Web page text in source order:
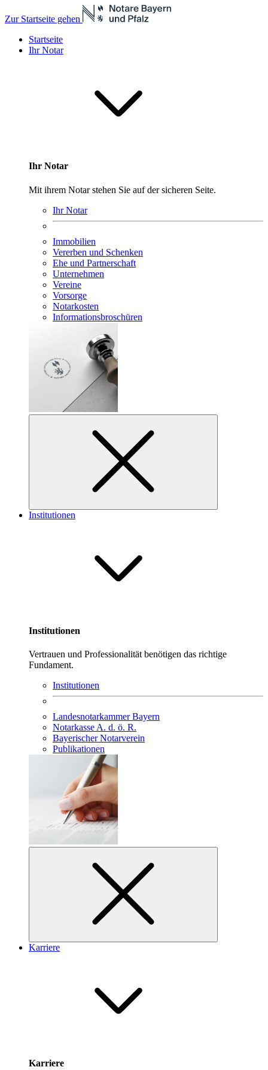
Zur Startseite gehen
Startseite
Ihr Notar
Ihr Notar
Mit ihrem Notar stehen Sie auf der sicheren Seite.
Ihr Notar
Immobilien
Vererben und Schenken
Ehe und Partnerschaft
Unternehmen
Vereine
Vorsorge
Notarkosten
Informationsbroschüren
Institutionen
Institutionen
Vertrauen und Professionalität benötigen das richtige
Fundament.
Institutionen
Landesnotarkammer Bayern
Notarkasse A. d. ö. R.
Bayerischer Notarverein
Publikationen
Karriere
Karriere